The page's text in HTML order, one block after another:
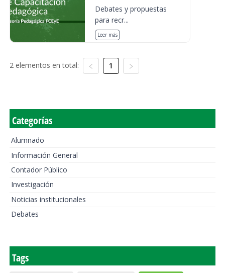
Debates y propuestas
para recr...
Leer más
2 elementos en total: 1
Categorías
Alumnado
Información General
Contador Público
Investigación
Noticias institucionales
Debates
Tags